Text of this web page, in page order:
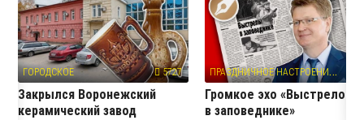
ГОРОДСКОЕ 5727
Закрылся Воронежский
керамический завод
П
РАЗДНИЧНОЕ НАСТРОЕНИЕ
Громкое эхо «Выстрелов
в заповеднике»